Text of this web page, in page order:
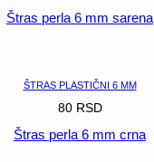
Štras perla 6 mm sarena
ŠTRAS PLASTIČNI 6 MM
80 RSD
Štras perla 6 mm crna